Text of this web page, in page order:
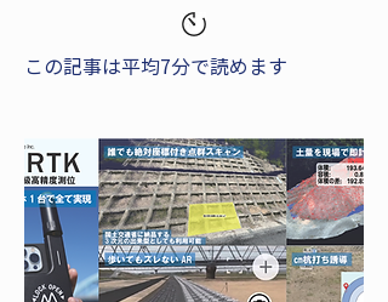
この記事は平均7分で読めます